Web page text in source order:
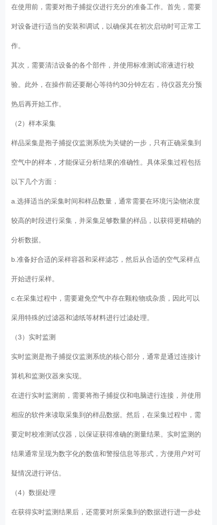
在使用前，需要对孢子捕捉仪进行充分的准备工作。首先，需要
对设备进行适当的安装和调试，以确保其在初次启动时可正常工
作。
其次，需要清洁设备的各个部件，并使用标准测试溶液进行校
验。此外，在操作前还要耐心等待约30分钟左右，待仪器充分预
热后再开始工作。
（2）样本采集
样品采集是孢子捕捉仪监测系统为关键的一步，只有正确采集到
空气中的样本，才能保证分析结果的准确性。具体采集过程包括
以下几个方面：
a.选择适当的采集时间和样品数量，通常需要在环境污染物浓度
较高的时段进行采集，并采集足够数量的样品，以获得更精确的
分析数据。
b.准备好合适的采样容器和采样滤芯，然后从合适的空气采样点
开始进行采样。
c.在采集过程中，需要避免空气中存在颗粒物或杂质，因此可以
采用特殊的过滤器和滤纸等材料进行过滤处理。
（3）实时监测
实时监测是孢子捕捉仪监测系统的核心部分，通常是通过连接计
算机和监测仪器来实现。
在进行实时监测前，需要将孢子捕捉仪和电脑进行连接，并使用
相应的软件来读取采集到的样品数据。然后，在采集过程中，需
要定时校准测试仪器，以保证获得准确的测量结果。实时监测的
结果通常呈现为数字化的数值和警报信息等形式，方便用户对可
疑情况进行评估。
（4）数据处理
在获得实时监测结果后，还需要对所采集到的数据进行进一步处